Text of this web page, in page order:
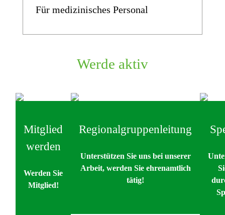
Für medizinisches Personal
Werde aktiv
Mitglied
werden
Werden Sie
Mitglied!
Regionalgruppenleitung
Unterstützen Sie uns bei unserer
Arbeit, werden Sie ehrenamtlich
tätig!